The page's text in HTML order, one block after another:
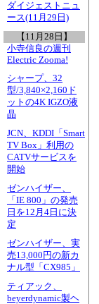
ダイジェストニュ
ース(11月29日)
【11月28日】
小寺信良の週刊
Electric Zooma!
シャープ、32
型/3,840×2,160ド
ットの4K IGZO液
晶
JCN、KDDI「Smart
TV Box」利用の
CATVサービスを
開始
ゼンハイザー、
「IE 800」の発売
日を12月4日に決
定
ゼンハイザー、実
売13,000円の新カ
ナル型「CX985」
ティアック、
beyerdynamic製ヘ